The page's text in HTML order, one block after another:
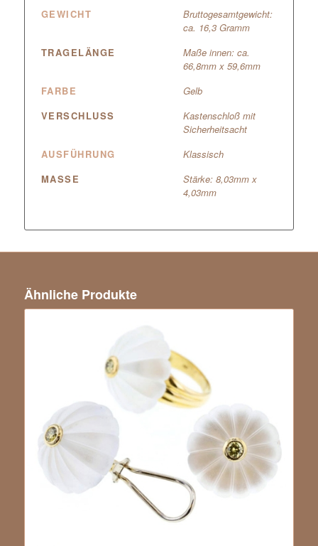
GEWICHT
Bruttogesamtgewicht:
ca. 16,3 Gramm
TRAGELÄNGE
Maße innen: ca.
66,8mm x 59,6mm
FARBE
Gelb
VERSCHLUSS
Kastenschloß mit
Sicherheitsacht
AUSFÜHRUNG
Klassisch
MASSE
Stärke: 8,03mm x
4,03mm
Ähnliche Produkte